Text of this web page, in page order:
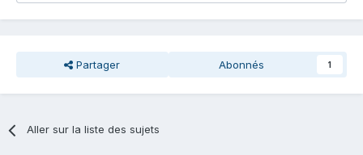
Partager Abonnés 1
Aller sur la liste des sujets